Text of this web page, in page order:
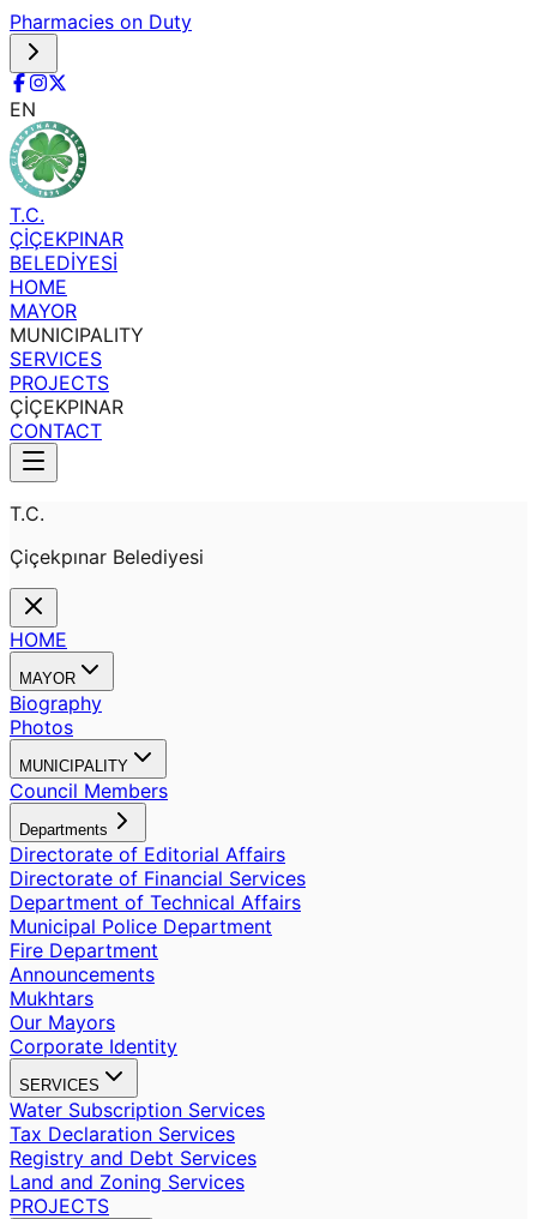
Pharmacies on Duty
EN
T.C.
ÇİÇEKPINAR
BELEDİYESİ
HOME
MAYOR
MUNICIPALITY
SERVICES
PROJECTS
ÇİÇEKPINAR
CONTACT
T.C.
Çiçekpınar Belediyesi
HOME
MAYOR
Biography
Photos
MUNICIPALITY
Council Members
Departments
Directorate of Editorial Affairs
Directorate of Financial Services
Department of Technical Affairs
Municipal Police Department
Fire Department
Announcements
Mukhtars
Our Mayors
Corporate Identity
SERVICES
Water Subscription Services
Tax Declaration Services
Registry and Debt Services
Land and Zoning Services
PROJECTS